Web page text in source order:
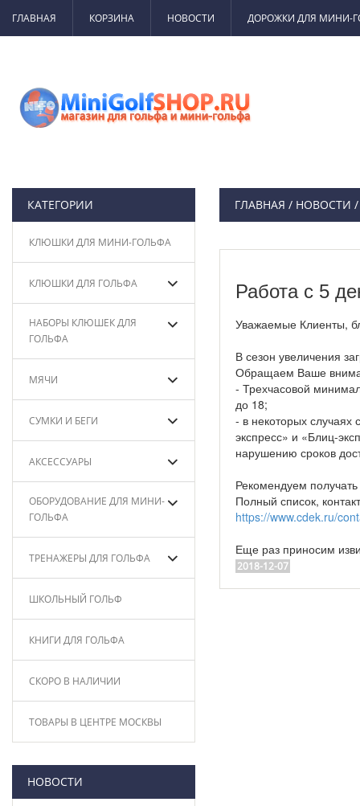
ГЛАВНАЯ КОРЗИНА НОВОСТИ ДОРОЖКИ ДЛЯ МИНИ-
КАТЕГОРИИ
КЛЮШКИ ДЛЯ МИНИ-ГОЛЬФА
КЛЮШКИ ДЛЯ ГОЛЬФА
НАБОРЫ КЛЮШЕК ДЛЯ
ГОЛЬФА
МЯЧИ
СУМКИ И БЕГИ
АКСЕССУАРЫ
ОБОРУДОВАНИЕ ДЛЯ МИНИ-
ГОЛЬФА
ТРЕНАЖЕРЫ ДЛЯ ГОЛЬФА
ШКОЛЬНЫЙ ГОЛЬФ
КНИГИ ДЛЯ ГОЛЬФА
СКОРО В НАЛИЧИИ
ТОВАРЫ В ЦЕНТРЕ МОСКВЫ
НОВОСТИ
ГЛАВНАЯ / НОВОСТИ
Работа с 5
Уважаемые Клиенты,
В сезон увеличения
Обращаем Ваше
- Трехчасовой
до 18;
- в некоторых случаях
экспресс» и «Блиц-
нарушению сроков
Рекомендуем
Полный список,
https://www.cdek.ru/
Еще раз приносим
2018-12-07